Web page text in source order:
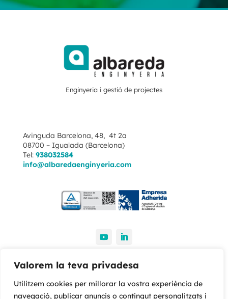
Valorem la teva privadesa
Utilitzem cookies per millorar la vostra experiència de
navegació, publicar anuncis o contingut personalitzats i
Enginyeria i gestió de projectes
Avinguda Barcelona, 48, 4t 2a
08700 – Igualada (Barcelona)
Tel: 938032584
info@albaredaenginyeria.com
Avís legal
Política de cookies